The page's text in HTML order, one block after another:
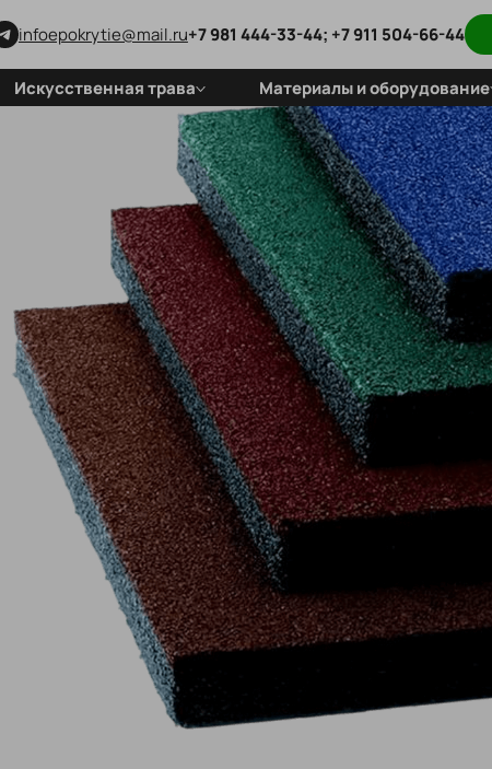
infoepokrytie@mail.ru+7 981 444-33-44; +7 911 504-66-44
Искусственная трава
Для футбольных полей
Материалы и оборудование
Для резиновых покрытий
Для искусственной травы